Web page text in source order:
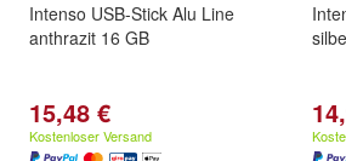
Intenso USB-Stick Alu Line
anthrazit 16 GB
15,48 €
Kostenloser Versand